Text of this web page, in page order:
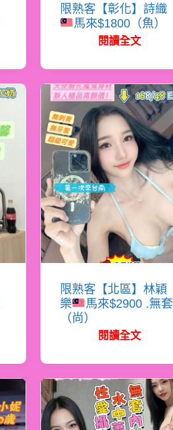
限熟客【彰化】詩織
馬來$1800（魚）
閱讀全文
限熟客【北區】林穎
樂
馬來$2900 .無套
（尚）
閱讀全文